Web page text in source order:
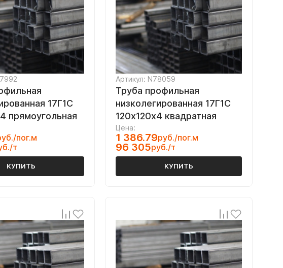
17Г1С
прямоугольная
пог.м
т
КУПИТЬ
Артикул: N78059
Труба профильная
низколегированная 17Г1С
120х120х4 квадратная
Цена:
1 386.79руб./пог.м
96 305руб./т
КУПИТЬ